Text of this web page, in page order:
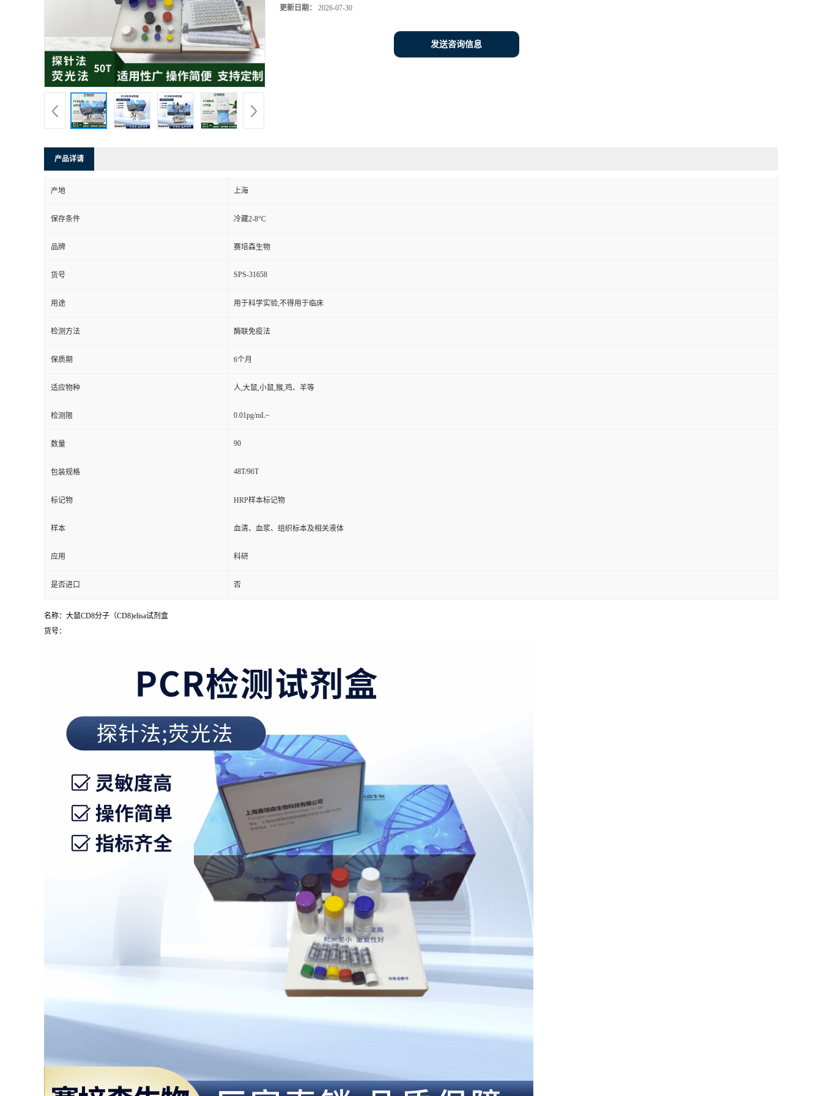
更新日期： 2026-07-30
发送咨询信息
产品详请
产地 上海
保存条件 冷藏2-8°C
品牌 赛培森生物
货号 SPS-31658
用途 用于科学实验,不得用于临床
检测方法 酶联免疫法
保质期 6个月
适应物种 人,大鼠,小鼠,猴,鸡、羊等
检测限 0.01pg/mL~
数量 90
包装规格 48T/96T
标记物 HRP样本标记物
样本 血清、血浆、组织标本及相关液体
应用 科研
是否进口 否
名称：大鼠CD8分子（CD8)elisa试剂盒
货号：